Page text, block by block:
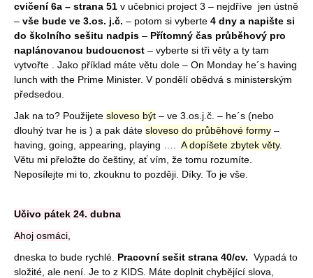
cvičení 6a – strana 51 v učebnici project 3 – nejdříve jen ústně
– vše bude ve 3.os. j.č. – potom si vyberte 4 dny a napište si
do školního sešitu nadpis – Přítomný čas průběhový pro
naplánovanou budoucnost – vyberte si tři věty a ty tam
vytvořte . Jako příklad máte větu dole – On Monday he´s having
lunch with the Prime Minister. V pondělí obědvá s ministerským
předsedou.
Jak na to? Použijete sloveso být – ve 3.os.j.č. – he´s (nebo
dlouhý tvar he is ) a pak dáte sloveso do průběhové formy –
having, going, appearing, playing …. A dopíšete zbytek věty.
Větu mi přeložte do češtiny, ať vím, že tomu rozumíte.
Neposílejte mi to, zkouknu to později. Díky. To je vše.
Učivo pátek 24. dubna
Ahoj osmáci,
dneska to bude rychlé. Pracovní sešit strana 40/cv. Vypadá to
složité, ale není. Je to z KIDS. Máte doplnit chybějící slova,